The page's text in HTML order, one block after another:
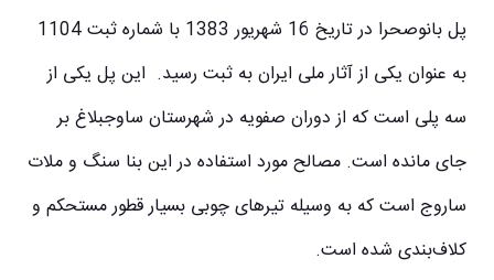
پل بانوصحرا در تاریخ 16 شهریور 1383 با شماره ثبت 1104
به عنوان یکی از آثار ملی ایران به ثبت رسید. این پل یکی از
سه پلی است که از دوران صفویه در شهرستان ساوجبلاغ بر
جای مانده است. مصالح مورد استفاده در این بنا سنگ و ملات
ساروج است که به وسیله تیرهای چوبی بسیار قطور مستحکم و
کلاف‌بندی شده است.